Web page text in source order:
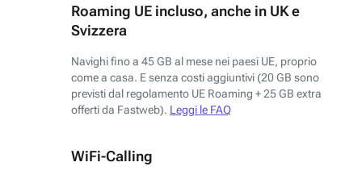
Roaming UE incluso, anche in UK e
Svizzera
Navighi fino a 45 GB al mese nei paesi UE, proprio
come a casa. E senza costi aggiuntivi (20 GB sono
previsti dal regolamento UE Roaming + 25 GB extra
offerti da Fastweb). Leggi le FAQ
WiFi-Calling